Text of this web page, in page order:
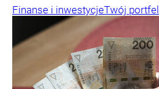
Finanse i inwestycjeTwój portfel